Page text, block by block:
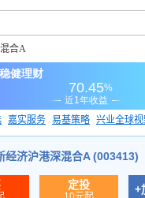
合A
嘉实服务 易基策略 兴业全球
经济沪港深混合A (003413)
定投 +